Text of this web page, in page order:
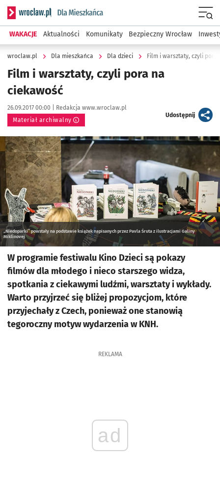
Serwis informacyjny wroclaw.pl podserwis: Dla mieszkańca
WAKACJE Aktualności Komunikaty Bezpieczny Wrocław
wroclaw.pl Dla mieszkańca Dla dzieci Film i warsztaty, czyli pora
Film i warsztaty, czyli pora na
ciekawość
Data publikacji:
26.09.2017 00:00 | Autor:
Redakcja www.wroclaw.pl
Materiał archiwalny
Udostępnijartykuł
Kliknij, aby powiększyć
„Niedoparki” powstały na podstawie książek napisanych przez Pavla Śruta z ilustracjami Galiny
Miklínovej
W programie festiwalu Kino Dzieci są pokazy
filmów dla młodego i nieco starszego widza,
spotkania z ciekawymi ludźmi, warsztaty i wykłady.
Warto przyjrzeć się bliżej propozycjom, które
przyjechały z Czech, ponieważ one stanowią
tegoroczny motyw wydarzenia w KNH.
REKLAMA
ad